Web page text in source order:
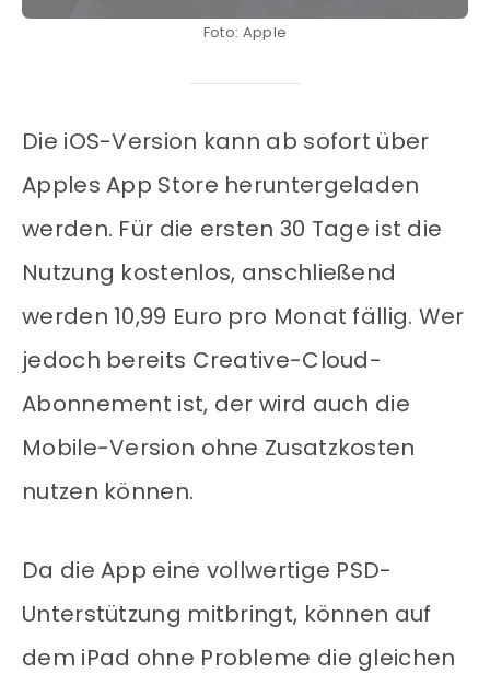
Foto: Apple
Die iOS-Version kann ab sofort über
Apples App Store heruntergeladen
werden. Für die ersten 30 Tage ist die
Nutzung kostenlos, anschließend
werden 10,99 Euro pro Monat fällig. Wer
jedoch bereits Creative-Cloud-
Abonnement ist, der wird auch die
Mobile-Version ohne Zusatzkosten
nutzen können.
Da die App eine vollwertige PSD-
Unterstützung mitbringt, können auf
dem iPad ohne Probleme die gleichen